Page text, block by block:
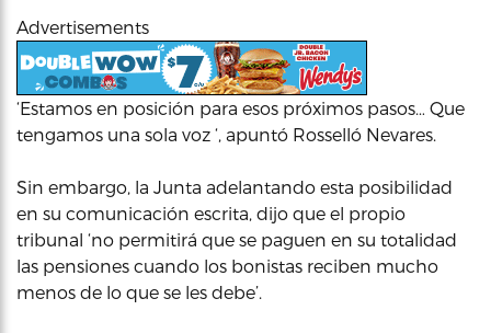
Advertisements
‘Estamos en posición para esos próximos pasos… Que
tengamos una sola voz ‘, apuntó Rosselló Nevares.
Sin embargo, la Junta adelantando esta posibilidad
en su comunicación escrita, dijo que el propio
tribunal ‘no permitirá que se paguen en su totalidad
las pensiones cuando los bonistas reciben mucho
menos de lo que se les debe’.